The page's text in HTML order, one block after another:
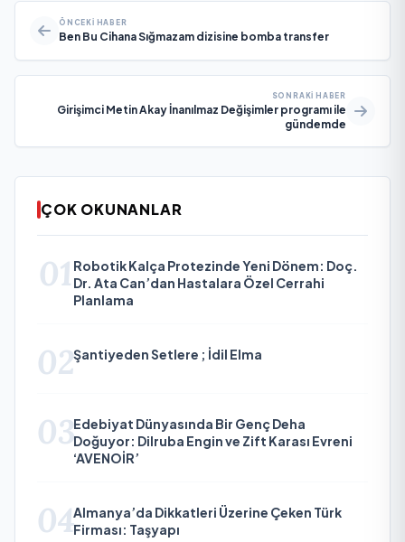
ÖNCEKI HABER
Ben Bu Cihana Sığmazam dizisine bomba transfer
SONRAKI HABER
Girişimci Metin Akay İnanılmaz Değişimler programı ile
gündemde
ÇOK OKUNANLAR
01 Robotik Kalça Protezinde Yeni Dönem: Doç.
Dr. Ata Can’dan Hastalara Özel Cerrahi
Planlama
02Şantiyeden Setlere ; İdil Elma
03Edebiyat Dünyasında Bir Genç Deha
Doğuyor: Dilruba Engin ve Zift Karası Evreni
‘AVENOİR’
04Almanya’da Dikkatleri Üzerine Çeken Türk
Firması: Taşyapı